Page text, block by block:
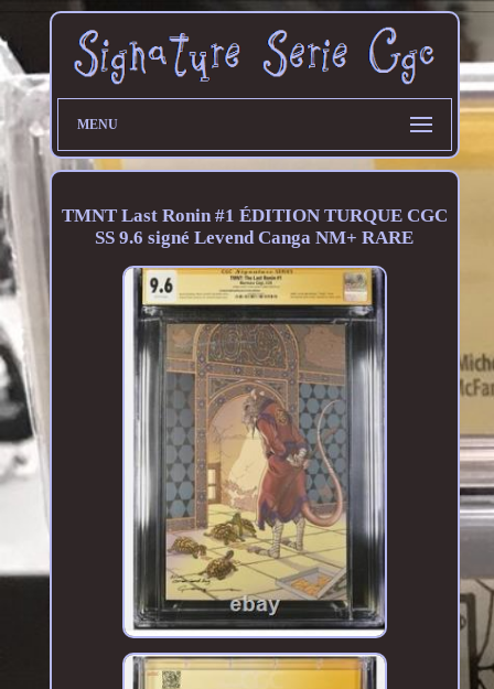
MENU
TMNT Last Ronin #1 ÉDITION TURQUE CGC
SS 9.6 signé Levend Canga NM+ RARE